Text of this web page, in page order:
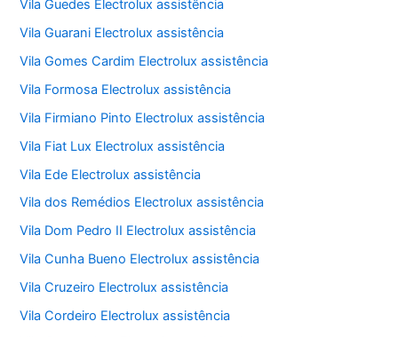
Vila Guedes Electrolux assistência
Vila Guarani Electrolux assistência
Vila Gomes Cardim Electrolux assistência
Vila Formosa Electrolux assistência
Vila Firmiano Pinto Electrolux assistência
Vila Fiat Lux Electrolux assistência
Vila Ede Electrolux assistência
Vila dos Remédios Electrolux assistência
Vila Dom Pedro II Electrolux assistência
Vila Cunha Bueno Electrolux assistência
Vila Cruzeiro Electrolux assistência
Vila Cordeiro Electrolux assistência